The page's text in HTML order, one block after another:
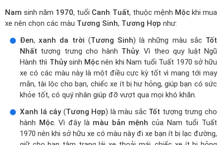
Nam sinh năm 1970, tuổi Canh Tuất, thuộc mệnh Mộckhi mua
xe nên chọn các màu Tương Sinh, Tương Hợp như:
Đen,xanh da trời (Tương Sinh) là những màu sắc Tốt
Nhất tượng trưng cho hành Thủy. Vì theo quy luật Ngũ
Hành thì Thủysinh Mộc nên khi Nam tuổi Tuất 1970 sở hữu
xe có các màu này là một điều cực kỳ tốt vì mang tới may
mắn, tài lộc cho bạn, chiếc xe ít bị hư hỏng, giúp bạn có sức
khỏe tốt, có quý nhân giúp đỡ vượt qua mọi khó khăn.
Xanh lá cây(Tương Hợp) là màu sắc Tốt tượng trưng cho
hành Mộc. Vì đây là màu bản mệnh của Nam tuổi Tuất
1970 nên khi sở hữu xe có màu này đi xe bạn ít bị lạc đường,